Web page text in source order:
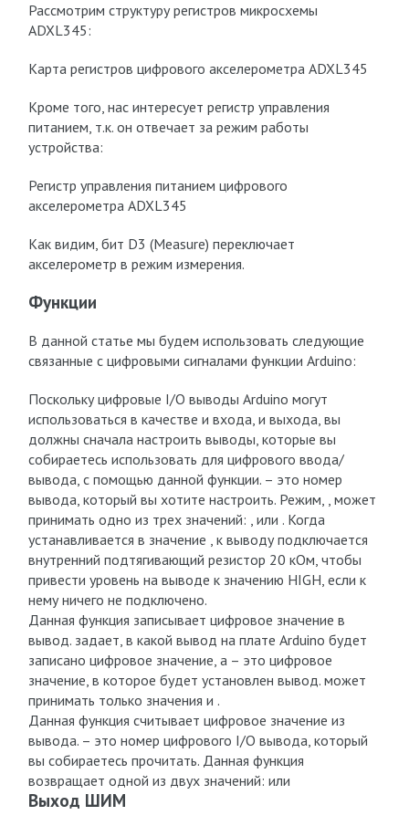
Рассмотрим структуру регистров микросхемы
ADXL345:
Карта регистров цифрового акселерометра ADXL345
Кроме того, нас интересует регистр управления
питанием, т.к. он отвечает за режим работы
устройства:
Регистр управления питанием цифрового
акселерометра ADXL345
Как видим, бит D3 (Measure) переключает
акселерометр в режим измерения.
Функции
В данной статье мы будем использовать следующие
связанные с цифровыми сигналами функции Arduino:
Поскольку цифровые I/O выводы Arduino могут
использоваться в качестве и входа, и выхода, вы
должны сначала настроить выводы, которые вы
собираетесь использовать для цифрового ввода/
вывода, с помощью данной функции. – это номер
вывода, который вы хотите настроить. Режим, , может
принимать одно из трех значений: , или . Когда
устанавливается в значение , к выводу подключается
внутренний подтягивающий резистор 20 кОм, чтобы
привести уровень на выводе к значению HIGH, если к
нему ничего не подключено.
Данная функция записывает цифровое значение в
вывод. задает, в какой вывод на плате Arduino будет
записано цифровое значение, а – это цифровое
значение, в которое будет установлен вывод. может
принимать только значения и .
Данная функция считывает цифровое значение из
вывода. – это номер цифрового I/O вывода, который
вы собираетесь прочитать. Данная функция
возвращает одной из двух значений: или
Выход ШИМ